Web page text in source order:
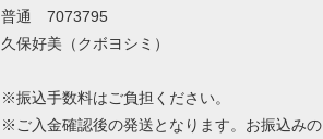
普通 7073795
久保好美（クボヨシミ）
※振込手数料はご負担ください。
※ご入金確認後の発送となります。お振込みの